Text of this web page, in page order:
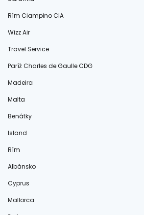
Rím Ciampino CIA
Wizz Air
Travel Service
Paríž Charles de Gaulle CDG
Madeira
Malta
Benátky
Island
Rím
Albánsko
Cyprus
Mallorca